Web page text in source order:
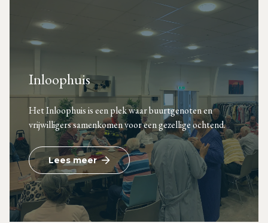
Inloophuis
Het Inloophuis is een plek waar buurtgenoten en
vrijwilligers samenkomen voor een gezellige ochtend.
Lees meer